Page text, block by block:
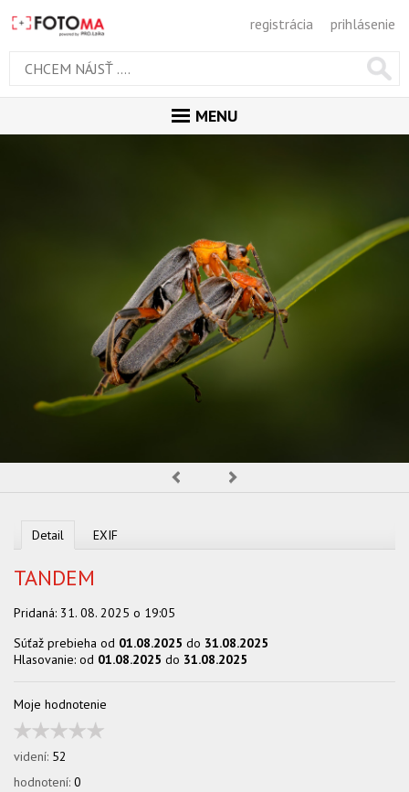
registrácia prihlásenie
MENU
PORADŇA
SÚŤAŽE
KALENDÁR AKCIÍ
WORKSHOPY
Detail EXIF
TANDEM
Pridaná: 31. 08. 2025 o 19:05
Súťaž prebieha od 01.08.2025 do 31.08.2025
Hlasovanie: od 01.08.2025 do 31.08.2025
Moje hodnotenie
videní: 52
hodnotení: 0